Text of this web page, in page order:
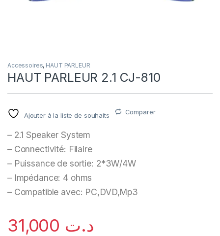
Accessoires, HAUT PARLEUR
HAUT PARLEUR 2.1 CJ-810
Ajouter à la liste de souhaits Comparer
– 2.1 Speaker System
– Connectivité: Filaire
– Puissance de sortie: 2*3W/4W
– Impédance: 4 ohms
– Compatible avec: PC,DVD,Mp3
د.ت